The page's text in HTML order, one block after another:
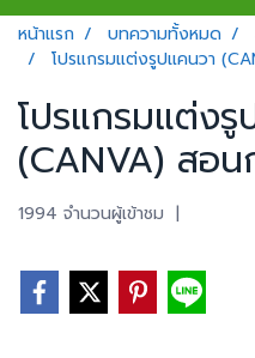
หน้าแรก บทความทั้งหมด
โปรแกรมแต่งรูปแคนวา
โปรแกรมแต่งรู
(CANVA) สอน
1994 จำนวนผู้เข้าชม |